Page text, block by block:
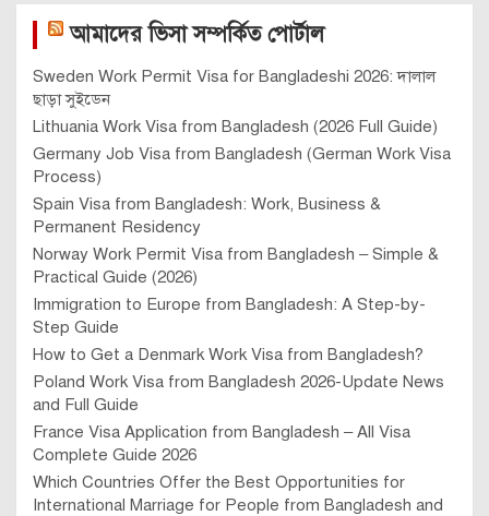
আমাদের ভিসা সম্পর্কিত পোর্টাল
Sweden Work Permit Visa for Bangladeshi 2026: দালাল
ছাড়া সুইডেন
Lithuania Work Visa from Bangladesh (2026 Full Guide)
Germany Job Visa from Bangladesh (German Work Visa
Process)
Spain Visa from Bangladesh: Work, Business &
Permanent Residency
Norway Work Permit Visa from Bangladesh – Simple &
Practical Guide (2026)
Immigration to Europe from Bangladesh: A Step-by-
Step Guide
How to Get a Denmark Work Visa from Bangladesh?
Poland Work Visa from Bangladesh 2026-Update News
and Full Guide
France Visa Application from Bangladesh – All Visa
Complete Guide 2026
Which Countries Offer the Best Opportunities for
International Marriage for People from Bangladesh and